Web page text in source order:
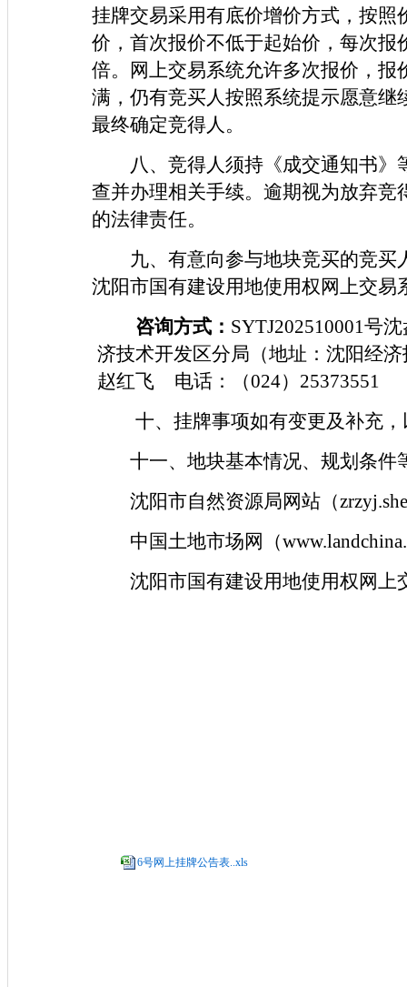
挂牌交易采用有底价增价方式，按
价，首次报价不低于起始价，每次
倍。网上交易系统允许多次报价，
满，仍有竞买人按照系统提示愿意
最终确定竞得人。
八、竞得人须持《成交通知书
查并办理相关手续。逾期视为放弃
的法律责任。
九、有意向参与地块竞买的竞买
沈阳市国有建设用地使用权网上交
咨询方式： SYTJ202510001号
济技术开发区分局（地址：沈阳经
赵红飞 电话：（024）25373551
十、挂牌事项如有变更及补充
十一、地块基本情况、规划条件
沈阳市自然资源局网站（
中国土地市场网（
沈阳市国有建设用地使用权网上
6号网上挂牌公告表..xls